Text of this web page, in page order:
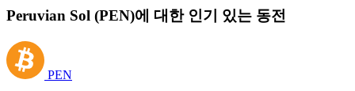
Peruvian Sol (PEN)에 대한 인기 있는 동전
PEN